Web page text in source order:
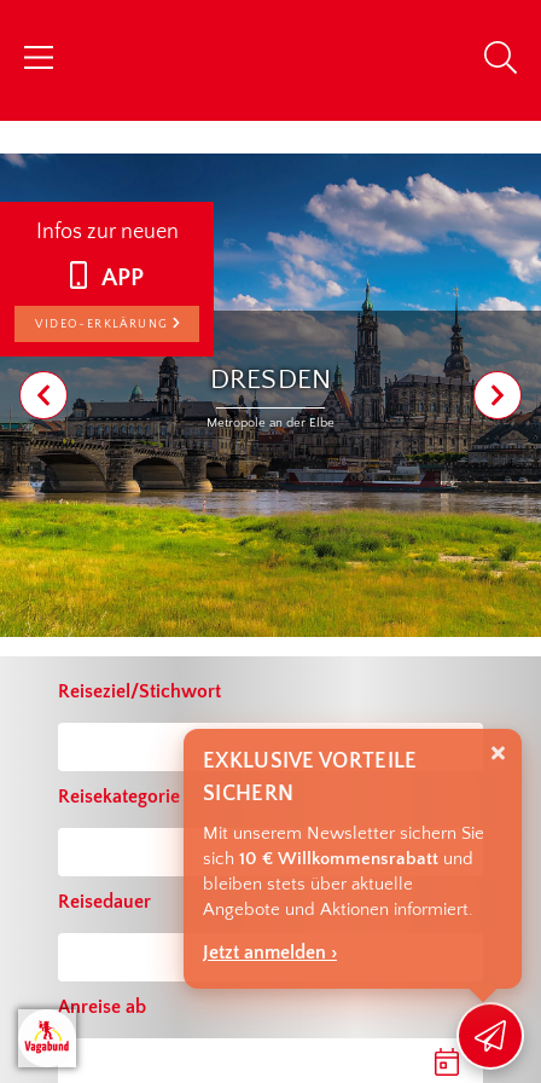
Infos zur neuen
APP
VIDEO-ERKLÄRUNG
DRESDEN
Metropole an der Elbe
Reiseziel/Stichwort
Reisekategorie
Reisedauer
Anreise ab
EXKLUSIVE VORTEILE
SICHERN
Mit unserem Newsletter sichern Sie
sich 10 € Willkommensrabatt und
bleiben stets über aktuelle
Angebote und Aktionen informiert.
Jetzt anmelden ›